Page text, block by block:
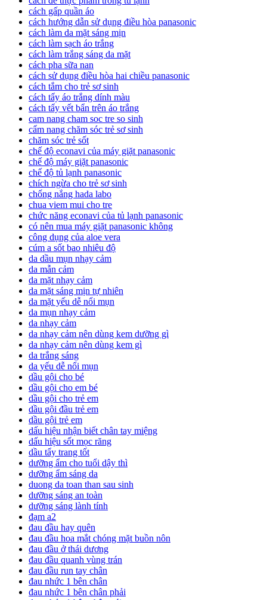
cách gấp quần áo
cách hướng dẫn sử dụng điều hòa panasonic
cách làm da mặt sáng mịn
cách làm sạch áo trắng
cách làm trắng sáng da mặt
cách pha sữa nan
cách sử dụng điều hòa hai chiều panasonic
cách tắm cho trẻ sơ sinh
cách tẩy áo trắng dính màu
cách tẩy vết bẩn trên áo trắng
cam nang cham soc tre so sinh
cẩm nang chăm sóc trẻ sơ sinh
chăm sóc trẻ sốt
chế độ econavi của máy giặt panasonic
chế độ máy giặt panasonic
chế độ tủ lạnh panasonic
chích ngừa cho trẻ sơ sinh
chống nắng hada labo
chua viem mui cho tre
chức năng econavi của tủ lạnh panasonic
có nên mua máy giặt panasonic không
công dụng của aloe vera
cúm a sốt bao nhiêu độ
da dầu mụn nhạy cảm
da mẫn cảm
da mặt nhạy cảm
da mặt sáng mịn tự nhiên
da mặt yếu dễ nổi mụn
da mụn nhạy cảm
da nhạy cảm
da nhạy cảm nên dùng kem dưỡng gì
da nhạy cảm nên dùng kem gì
da trắng sáng
da yếu dễ nổi mụn
dầu gội cho bé
dầu gội cho em bé
dầu gội cho trẻ em
dầu gội đầu trẻ em
dầu gội trẻ em
dấu hiệu nhận biết chân tay miệng
dấu hiệu sốt mọc răng
dầu tẩy trang tốt
dưỡng ẩm cho tuổi dậy thì
dưỡng ẩm sáng da
duong da toan than sau sinh
dưỡng sáng an toàn
dưỡng sáng lành tính
đạm a2
đau đầu hay quên
đau đầu hoa mắt chóng mặt buồn nôn
đau đầu ở thái dương
đau đầu quanh vùng trán
đau đầu run tay chân
đau nhức 1 bên chân
đau nhức 1 bên chân phải